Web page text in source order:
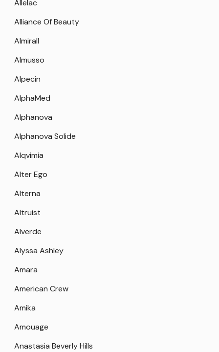
Allelac
Alliance Of Beauty
Almirall
Almusso
Alpecin
AlphaMed
Alphanova
Alphanova Solide
Alqvimia
Alter Ego
Alterna
Altruist
Alverde
Alyssa Ashley
Amara
American Crew
Amika
Amouage
Anastasia Beverly Hills